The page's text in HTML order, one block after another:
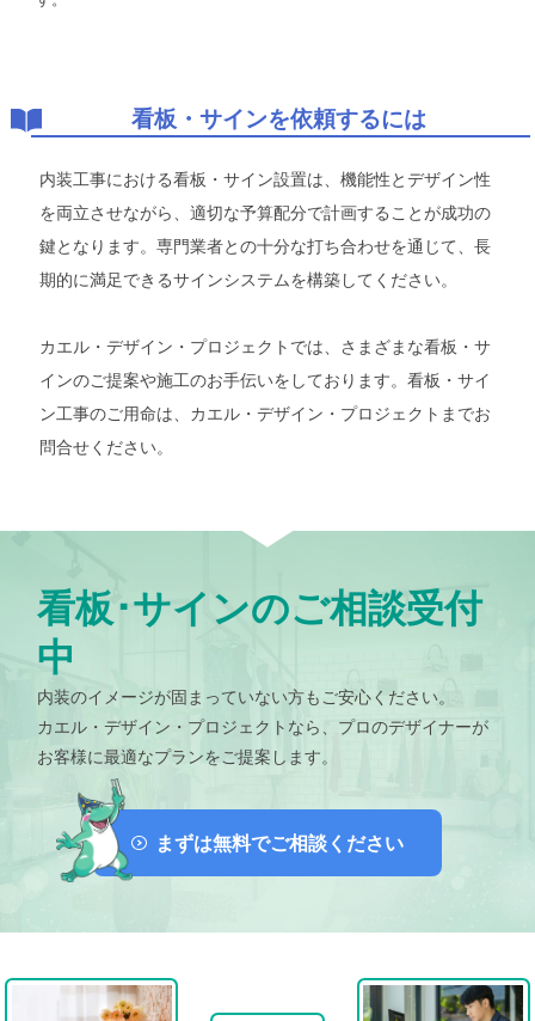
看板・サインを依頼するには
内装工事における看板・サイン設置は、機能性とデザイン性
を両立させながら、適切な予算配分で計画することが成功の
鍵となります。専門業者との十分な打ち合わせを通じて、長
期的に満足できるサインシステムを構築してください。
カエル・デザイン・プロジェクトでは、さまざまな看板・サ
インのご提案や施工のお手伝いをしております。看板・サイ
ン工事のご用命は、カエル・デザイン・プロジェクトまでお
問合せください。
看板･サインのご相談受付
中
内装のイメージが固まっていない方もご安心ください。
カエル・デザイン・プロジェクトなら、プロのデザイナーが
お客様に最適なプランをご提案します。
まずは無料でご相談ください